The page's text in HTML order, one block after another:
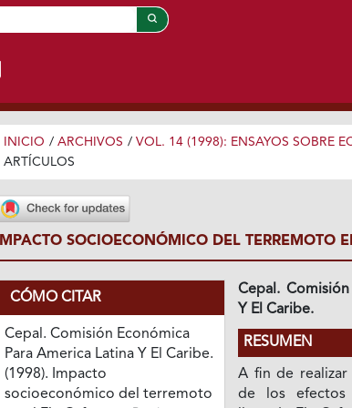
INICIO / ARCHIVOS / VOL. 14 (1998): ENSAYOS SOBRE
ARTÍCULOS
IMPACTO SOCIOECONÓMICO DEL TERREMOTO
CÓMO CITAR
Cepal. Comisión Económica
Para America Latina Y El Caribe.
(1998). Impacto
socioeconómico del terremoto
Cepal.
Y El Caribe.
RESUMEN
A fin de realizar
de los